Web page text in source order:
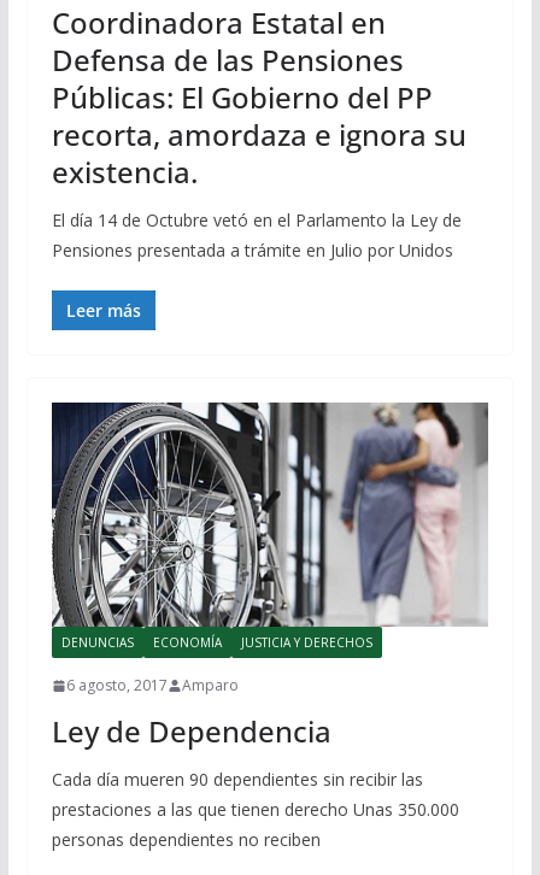
Coordinadora Estatal en
Defensa de las Pensiones
Públicas: El Gobierno del PP
recorta, amordaza e ignora su
existencia.
El día 14 de Octubre vetó en el Parlamento la Ley de
Pensiones presentada a trámite en Julio por Unidos
Leer más
DENUNCIAS ECONOMÍA JUSTICIA Y DERECHOS
6 agosto, 2017 Amparo
Ley de Dependencia
Cada día mueren 90 dependientes sin recibir las
prestaciones a las que tienen derecho Unas 350.000
personas dependientes no reciben